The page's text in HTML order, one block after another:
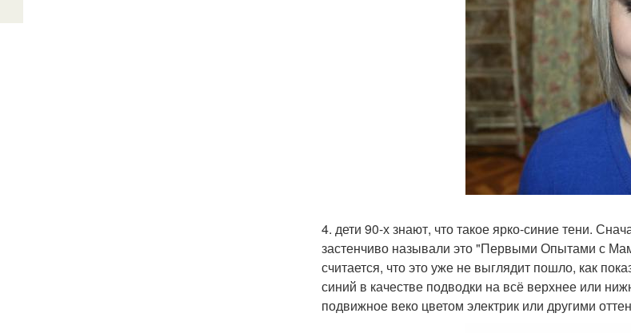
4. дети 90-х знают, что такое ярко-синие тени.
застенчиво называли это "Первыми Опытами с
считается, что это уже не выглядит пошло, как
синий в качестве подводки на всё верхнее или
подвижное веко цветом электрик или другими